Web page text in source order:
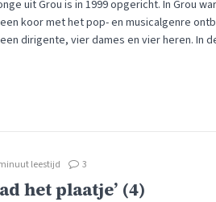
uit Grou is in 1999 opgericht. In Grou
koor met het pop- en musicalgenre
dirigente, vier dames en vier heren. In
leestijd 3
het plaatje’ (4)